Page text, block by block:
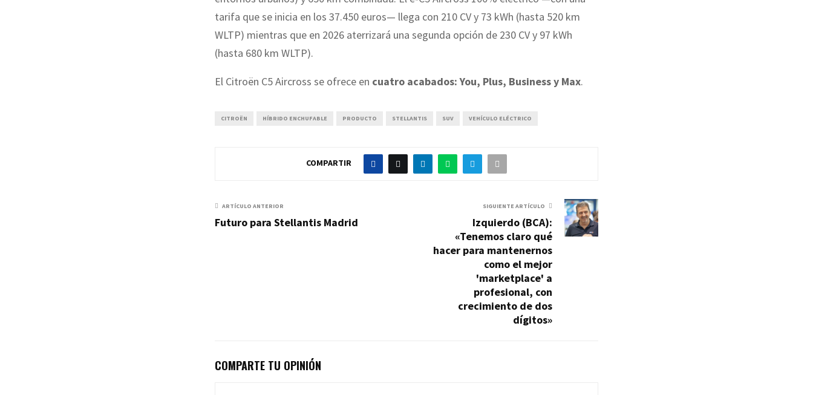
tarifa que se inicia en los 37.450 euros— llega con 210 CV y 73 kWh (hasta 520 km
WLTP) mientras que en 2026 aterrizará una segunda opción de 230 CV y 97 kWh
(hasta 680 km WLTP).
El Citroën C5 Aircross se ofrece en cuatro acabados: You, Plus, Business y Max.
CITROËN HÍBRIDO ENCHUFABLE PRODUCTO STELLANTIS SUV VEHÍCULO ELÉCTRICO
COMPARTIR
ARTÍCULO ANTERIOR
Futuro para Stellantis Madrid
SIGUIENTE ARTÍCULO
Izquierdo (BCA):
«Tenemos claro qué
hacer para mantenernos
como el mejor
'marketplace' a
profesional, con
crecimiento de dos
dígitos»
COMPARTE TU OPINIÓN